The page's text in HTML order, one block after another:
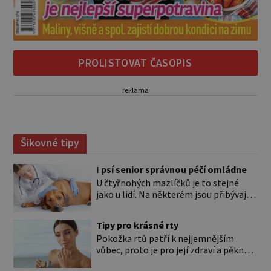
PROLISTOVAT ČASOPIS
reklama
Šikovné tipy
I psí senior správnou péčí omládne
U čtyřnohých mazlíčků je to stejné
jako u lidí. Na některém jsou přibývající
Přesto byste si měli staršího psa více
všímat, aby vám neunikly důležité
signály, že něco není v pořádku. Včasná
Tipy pro krásné rty
Pokožka rtů patří k nejjemnějším
vůbec, proto je pro její zdraví a pěkný